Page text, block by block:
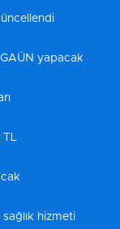
yapacak
hizmeti